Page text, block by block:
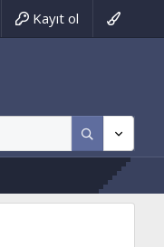
Kayıt ol